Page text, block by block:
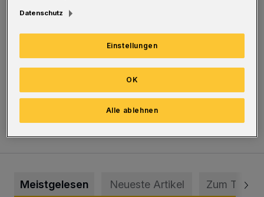
Für die Nutzung des ÖPNV an den
Karnevalstagen empfehlen die WSW das
Tagesticket. Damit sind bis zu fünf Personen
Meistgelesen Neueste Artikel Zum Thema
Datenschutz
Einstellungen
Alle ablehnen
OK